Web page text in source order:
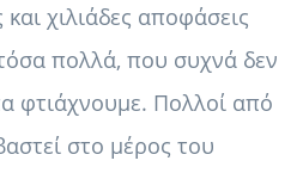
χιλιάδες αποφάσεις
πολλά, που συχνά δεν
φτιάχνουμε. Πολλοί από
στο μέρος του